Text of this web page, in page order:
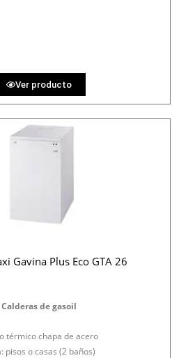
Ver producto
Gavina Plus Eco GTA 26
Calderas de gasoil
térmico chapa de acero
pisos o casas (2 baños)